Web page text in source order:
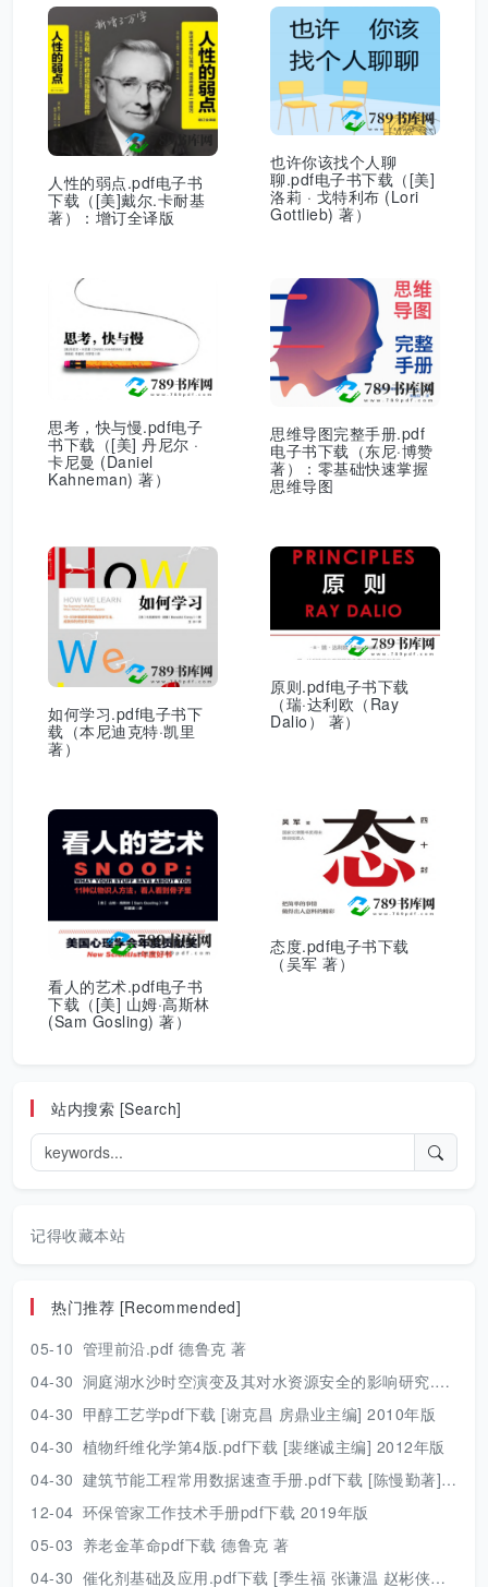
人性的弱点.pdf电子书
下载（[美]戴尔.卡耐基
著）：增订全译版
也许你该找个人聊
聊.pdf电子书下载（[美]
洛莉 · 戈特利布 (Lori
Gottlieb) 著）
思考，快与慢.pdf电子
书下载（[美] 丹尼尔 ·
卡尼曼 (Daniel
Kahneman) 著）
思维导图完整手册.pdf
电子书下载（东尼·博赞
著）：零基础快速掌握
思维导图
如何学习.pdf电子书下
载（本尼迪克特·凯里
著）
原则.pdf电子书下载
（瑞·达利欧（Ray
Dalio） 著）
看人的艺术.pdf电子书
下载（[美] 山姆·高斯林
(Sam Gosling) 著）
态度.pdf电子书下载
（吴军 著）
站内搜索 [Search]
记得收藏本站
热门推荐 [Recommended]
05-10 管理前沿.pdf 德鲁克 著
04-30 洞庭湖水沙时空演变及其对水资源安全的影响研究.pdf 胡光伟 著 2017年版
04-30 甲醇工艺学pdf下载 [谢克昌 房鼎业主编] 2010年版
04-30 植物纤维化学第4版.pdf下载 [裴继诚主编] 2012年版
04-30 建筑节能工程常用数据速查手册.pdf下载 [陈慢勤著] 2010年版
12-04 环保管家工作技术手册pdf下载 2019年版
05-03 养老金革命pdf下载 德鲁克 著
04-30 催化剂基础及应用.pdf下载 [季生福 张谦温 赵彬侠编] 2011年版